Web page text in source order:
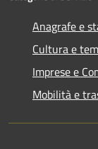
Anagrafe e
Cultura e
Imprese e
Mobilità e